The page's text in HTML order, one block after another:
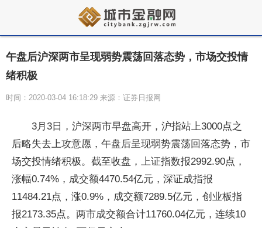
午盘后沪深两市呈现弱势震荡回落态势，市场交投情
绪积极
时间：2020-03-04 16:18:29 来源：证券日报网
3月3日，沪深两市早盘高开，沪指站上3000点之
后略失去上攻意愿，午盘后呈现弱势震荡回落态势，市
场交投情绪积极。截至收盘，上证指数报2992.90点，
涨幅0.74%，成交额4470.54亿元，深证成指报
11484.21点，涨0.9%，成交额7289.5亿元，创业板指
报2173.35点。两市成交额合计11760.04亿元，连续10